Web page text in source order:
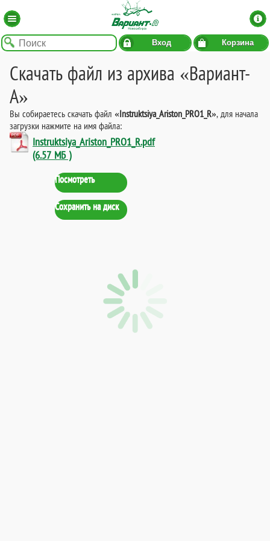
Вход Корзина
Скачать файл из архива «Вариант-
А»
Вы собираетесь скачать файл «Instruktsiya_Ariston_PRO1_R», для начала
загрузки нажмите на имя файла:
Instruktsiya_Ariston_PRO1_R.pdf
(6.57 МБ )
Посмотреть
Сохранить на диск